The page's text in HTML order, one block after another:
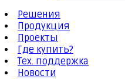
Решения
Продукция
Проекты
Где купить?
Тех. поддержка
Новости